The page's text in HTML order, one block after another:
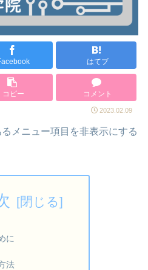
はてブ
コピー コメント
2023.02.09
メニュー項目を非表示にする
に
法